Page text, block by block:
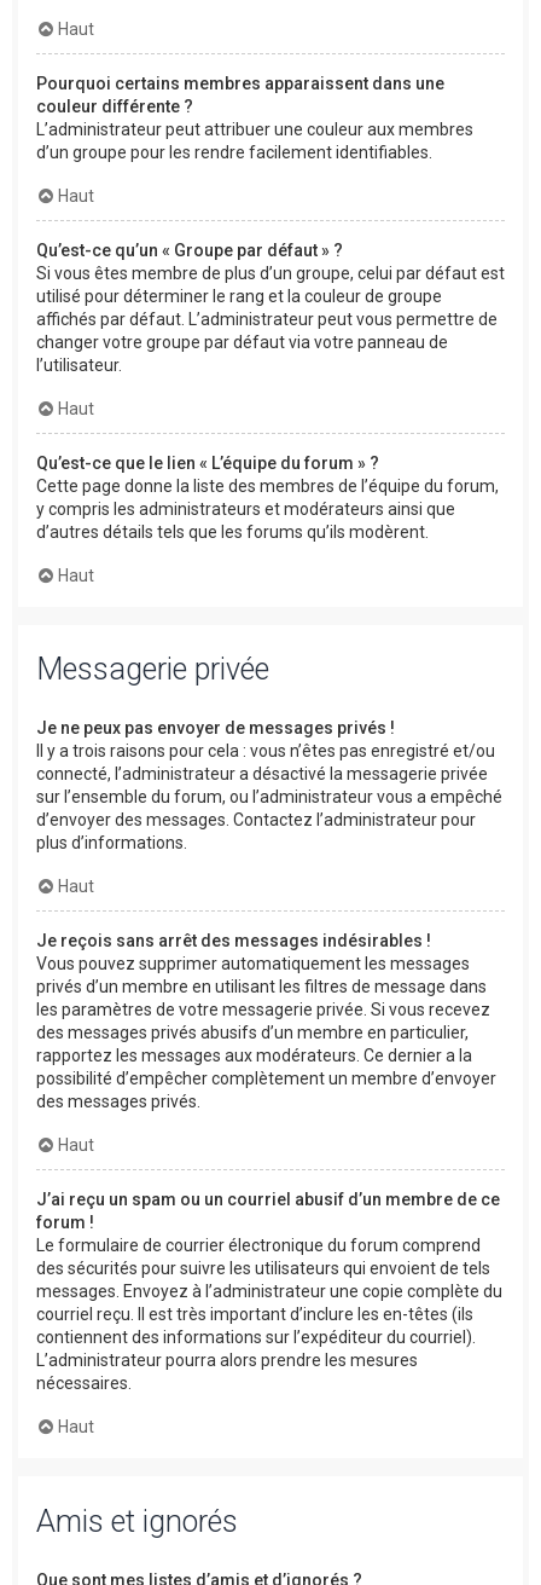
Haut
Pourquoi certains membres apparaissent dans une
couleur différente ?
L’administrateur peut attribuer une couleur aux membres
d’un groupe pour les rendre facilement identifiables.
Haut
Qu’est-ce qu’un « Groupe par défaut » ?
Si vous êtes membre de plus d’un groupe, celui par défaut est
utilisé pour déterminer le rang et la couleur de groupe
affichés par défaut. L’administrateur peut vous permettre de
changer votre groupe par défaut via votre panneau de
l’utilisateur.
Haut
Qu’est-ce que le lien « L’équipe du forum » ?
Cette page donne la liste des membres de l’équipe du forum,
y compris les administrateurs et modérateurs ainsi que
d’autres détails tels que les forums qu’ils modèrent.
Haut
Messagerie privée
Je ne peux pas envoyer de messages privés !
Il y a trois raisons pour cela : vous n’êtes pas enregistré et/ou
connecté, l’administrateur a désactivé la messagerie privée
sur l’ensemble du forum, ou l’administrateur vous a empêché
d’envoyer des messages. Contactez l’administrateur pour
plus d’informations.
Haut
Je reçois sans arrêt des messages indésirables !
Vous pouvez supprimer automatiquement les messages
privés d’un membre en utilisant les filtres de message dans
les paramètres de votre messagerie privée. Si vous recevez
des messages privés abusifs d’un membre en particulier,
rapportez les messages aux modérateurs. Ce dernier a la
possibilité d’empêcher complètement un membre d’envoyer
des messages privés.
Haut
J’ai reçu un spam ou un courriel abusif d’un membre de ce
forum !
Le formulaire de courrier électronique du forum comprend
des sécurités pour suivre les utilisateurs qui envoient de tels
messages. Envoyez à l’administrateur une copie complète du
courriel reçu. Il est très important d’inclure les en-têtes (ils
contiennent des informations sur l’expéditeur du courriel).
L’administrateur pourra alors prendre les mesures
nécessaires.
Haut
Amis et ignorés
Que sont mes listes d’amis et d’ignorés ?